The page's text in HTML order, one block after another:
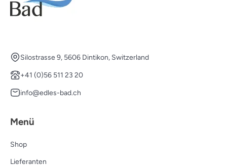
Silostrasse 9, 5606 Dintikon, Switzerland
+41 (0)56 511 23 20
info@edles-bad.ch
Menü
Shop
Lieferanten